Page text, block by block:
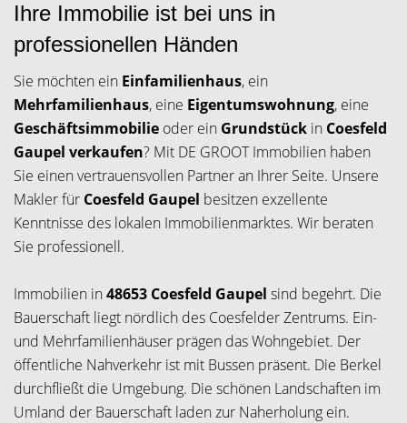
Ihre Immobilie ist bei uns in
professionellen Händen
Sie möchten ein Einfamilienhaus, ein
Mehrfamilienhaus, eine Eigentumswohnung, eine
Geschäftsimmobilie oder ein Grundstück in Coesfeld
Gaupel verkaufen? Mit DE GROOT Immobilien haben
Sie einen vertrauensvollen Partner an Ihrer Seite. Unsere
Makler für Coesfeld Gaupel besitzen exzellente
Kenntnisse des lokalen Immobilienmarktes. Wir beraten
Sie professionell.
Immobilien in48653 Coesfeld Gaupel sind begehrt. Die
Bauerschaft liegt nördlich des Coesfelder Zentrums. Ein-
und Mehrfamilienhäuser prägen das Wohngebiet. Der
öffentliche Nahverkehr ist mit Bussen präsent. Die Berkel
durchfließt die Umgebung. Die schönen Landschaften im
Umland der Bauerschaft laden zur Naherholung ein.